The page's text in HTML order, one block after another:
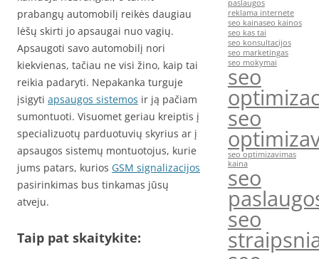
prabangų automobilį reikės daugiau
lėšų skirti jo apsaugai nuo vagių.
Apsaugoti savo automobilį nori
kiekvienas, tačiau ne visi žino, kaip tai
reikia padaryti. Nepakanka turguje
įsigyti apsaugos sistemos ir ją pačiam
sumontuoti. Visuomet geriau kreiptis į
specializuotų parduotuvių skyrius ar į
apsaugos sistemų montuotojus, kurie
jums patars, kurios GSM signalizacijos
pasirinkimas bus tinkamas jūsų
atveju.
Taip pat skaitykite:
paslaugos
reklama internete
seo kainaseo kainos
seo kas tai
seo konsultacijos
seo marketingas
seo mokymai
seo
seo
seo optimizavimas
kaina
seo
seo